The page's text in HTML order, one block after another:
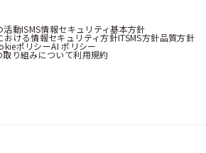
活動ISMS情報セキュリティ基本方針
おける情報セキュリティ方針ITSMS方針品質方針
ポリシーAI ポリシー
取り組みについて利用規約